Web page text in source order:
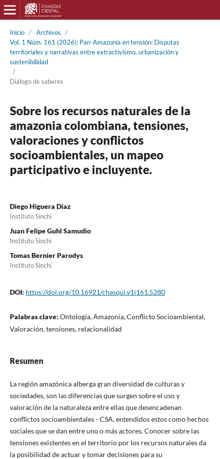
Inicio / Archivos
/
Vol. 1 Núm. 161 (2026): Pan-Amazonía en tensión: Disputas
territoriales y narrativas entre extractivismo, urbanización y
sostenibilidad
/
Diálogo de saberes
Sobre los recursos naturales de la
amazonia colombiana, tensiones,
valoraciones y conflictos
socioambientales, un mapeo
participativo e incluyente.
Diego Higuera Diaz
Instituto Sinchi
Juan Felipe Guhl Samudio
Instituto Sinchi
Tomas Bernier Parodys
Instituto Sinchi
DOI: https://doi.org/10.16921/chasqui.v1i161.5280
Palabras clave: Ontología, Amazonía, Conflicto Socioambiental,
Valoración, tensiones, relacionalidad
Resumen
La región amazónica alberga gran diversidad de culturas y
sociedades, son las diferencias que surgen sobre el uso y
valoración de la naturaleza entre ellas que desencadenan
conflictos socioambientales - CSA, entendidos estos como hechos
sociales que se dan entre uno o más actores. Conocer sobre las
tensiones existentes en el territorio por los recursos naturales da
la posibilidad de actuar y tomar decisiones para su